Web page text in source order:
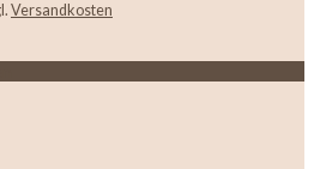
Versandkosten